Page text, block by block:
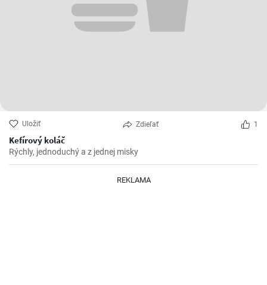
Uložiť Zdieľať 1
Kefírový koláč
Rýchly, jednoduchý a z jednej misky
REKLAMA